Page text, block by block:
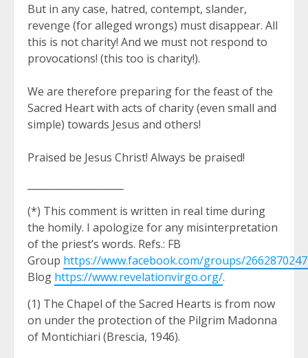
But in any case, hatred, contempt, slander,
revenge (for alleged wrongs) must disappear. All
this is not charity! And we must not respond to
provocations! (this too is charity!).
We are therefore preparing for the feast of the
Sacred Heart with acts of charity (even small and
simple) towards Jesus and others!
Praised be Jesus Christ! Always be praised!
(*) This comment is written in real time during
the homily. I apologize for any misinterpretation
of the priest’s words. Refs.: FB
Group https://www.facebook.com/groups/
Blog https://www.revelationvirgo.org/.
(1) The Chapel of the Sacred Hearts is from now
on under the protection of the Pilgrim Madonna
of Montichiari (Brescia, 1946).